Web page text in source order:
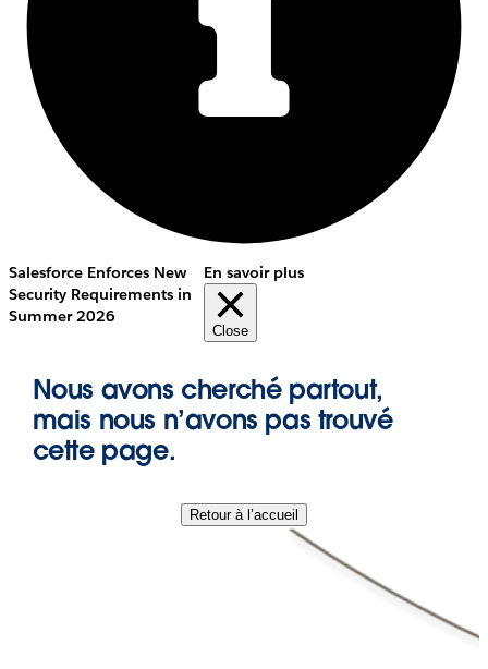
Salesforce Enforces New
Security Requirements in
Summer 2026
En savoir plus
Close
Nous avons cherché partout,
mais nous n’avons pas trouvé
cette page.
Retour à l’accueil